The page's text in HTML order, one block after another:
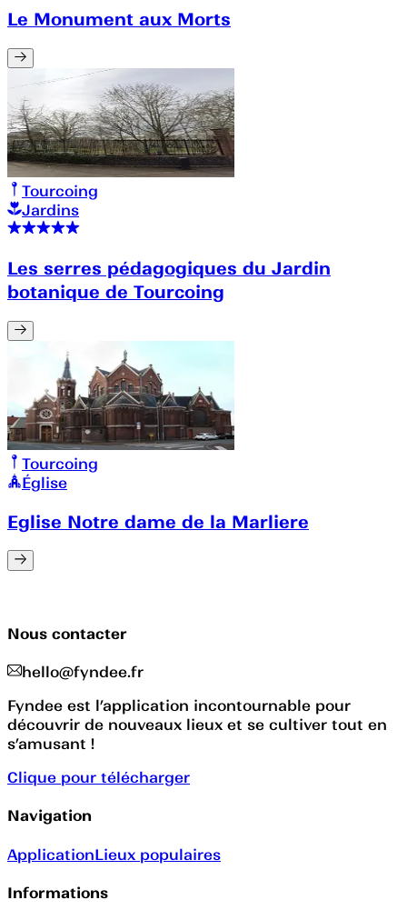
Le Monument aux Morts
Tourcoing
Jardins
Les serres pédagogiques du Jardin
botanique de Tourcoing
Tourcoing
Église
Eglise Notre dame de la Marliere
Nous contacter
hello@fyndee.fr
Fyndee est l’application incontournable pour
découvrir de nouveaux lieux et se cultiver tout en
s’amusant !
Clique pour télécharger
Navigation
ApplicationLieux populaires
Informations